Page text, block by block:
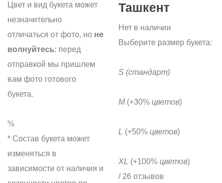
Цвет и вид букета может
незначительно
отличаться от фото, но не
волнуйтесь: перед
отправкой мы пришлем
вам фото готового
букета.
%
* Состав букета может
изменяться в
зависимости от наличия и
Ташкент
Нет в наличии
Выберите размер букета:
S (стандарт)
M(+30% цветов)
L (+50% цветов)
XL (+100% цветов)
/ 26 отзывов